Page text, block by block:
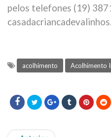
pelos telefones (19)
acolhimento Acolhimento